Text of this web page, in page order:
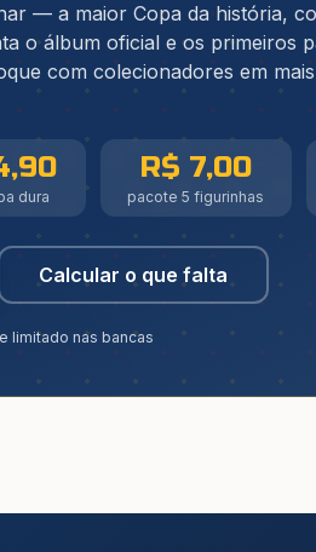
— a maior Copa da história,
o álbum oficial e os primeiros
com colecionadores em
dura
R$ 7,00
pacote 5 figurinhas
Calcular o que falta
limitado nas bancas